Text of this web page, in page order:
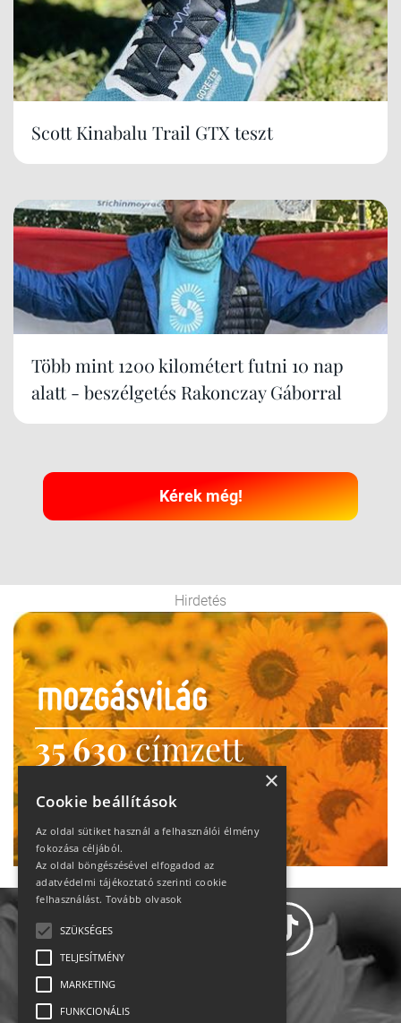
Scott Kinabalu Trail GTX teszt
Több mint 1200 kilométert futni 10 nap
alatt - beszélgetés Rakonczay Gáborral
Kérek még!
Hirdetés
35 630címzett
heti motiváció
Ne maradj le!
×
Cookie beállítások
Az oldal sütiket használ a felhasználói élmény
fokozása céljából.
Az oldal böngészésével elfogadod az
adatvédelmi tájékoztató szerinti cookie
felhasználást. Tovább olvasok
SZÜKSÉGES
TELJESÍTMÉNY
MARKETING
FUNKCIONÁLIS